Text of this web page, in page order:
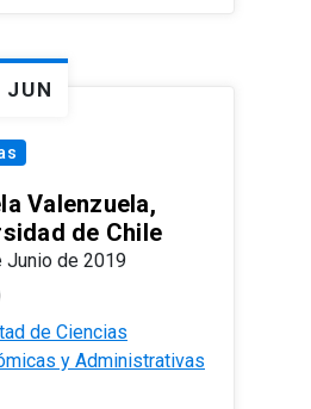
JUN
Valenzuela,
de Chile
Junio de 2019
de Ciencias
y Administrativas